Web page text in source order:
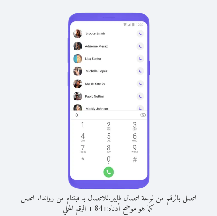
اتصل بالرقم من لوحة اتصال فايبر.للاتصال بـ فيتنام من رواندا، اتصل
كما هو موضح أدناه:+
84
+الرقم المحلي